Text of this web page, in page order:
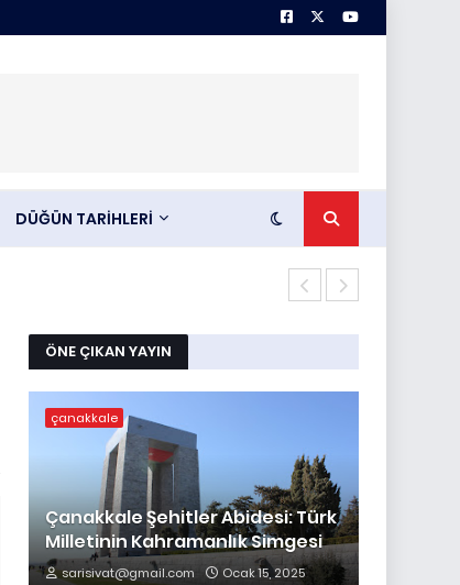
DÜĞÜN TARİHLERİ
ÖNE ÇIKAN YAYIN
çanakkale
Çanakkale Şehitler Abidesi: Türk
Milletinin Kahramanlık Simgesi
sarisivat@gmail.com Ocak 15, 2025